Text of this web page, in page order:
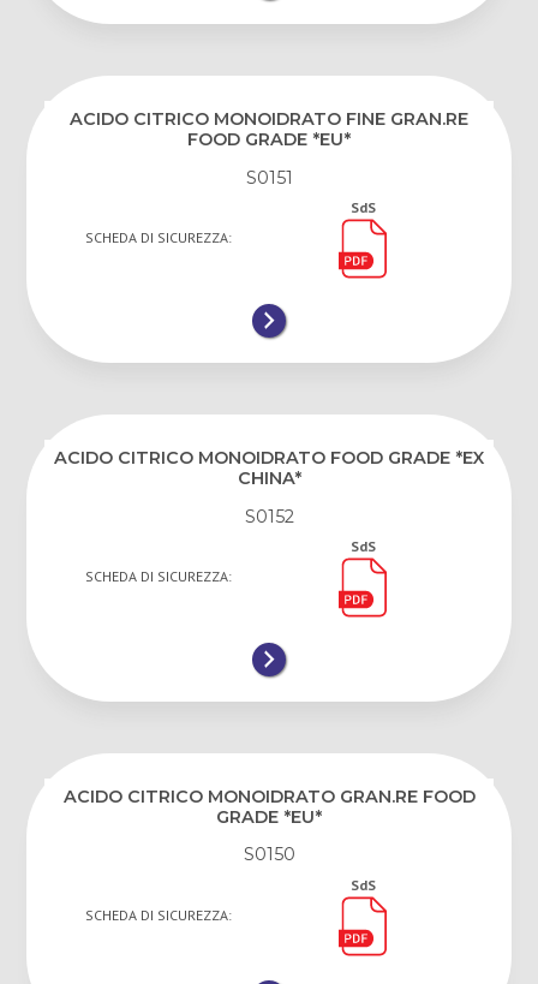
ACIDO CITRICO MONOIDRATO FINE GRAN.RE
FOOD GRADE *EU*
S0151
SCHEDA DI SICUREZZA:
SdS
ACIDO CITRICO MONOIDRATO FOOD GRADE *EX
CHINA*
S0152
SCHEDA DI SICUREZZA:
SdS
ACIDO CITRICO MONOIDRATO GRAN.RE FOOD
GRADE *EU*
S0150
SCHEDA DI SICUREZZA:
SdS